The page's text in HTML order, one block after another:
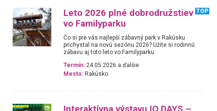
Leto 2026 plné dobrodružstiev
vo Familyparku
TOP
Čo si pre vás najlepší zábavný park v Rakúsku
prichystal na novú sezónu 2026? Užite si rodinnú
zábavu aj toto leto vo Familyparku.
Termín: 24.05.2026 a ďalšie
Mesto: Rakúsko
Interaktívna výstavu IQ DAYS –